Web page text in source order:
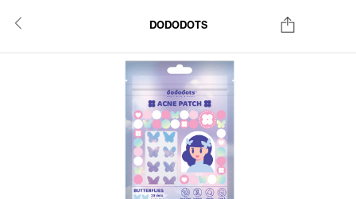
DODODOTS